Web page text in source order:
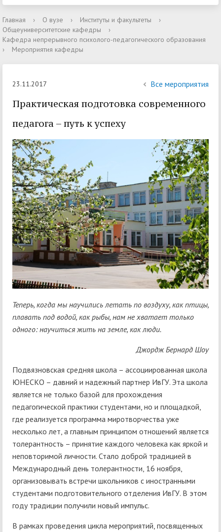
Главная › О вузе › Институты и факультеты
›
Общеуниверситетские кафедры
›
Кафедра непрерывного психолого-педагогического образования
›
Мероприятия кафедры
23.11.2017 Все мероприятия
Практическая подготовка современного
педагога – путь к успеху
Теперь, когда мы научились летать по воздуху, как птицы,
плавать под водой, как рыбы, нам не хватает только
одного: научиться жить на земле, как люди.
Джордж Бернард Шоу
Подвязновская средняя школа – ассоциированная школа
ЮНЕСКО – давний и надежный партнер ИвГУ. Эта школа
является не только базой для прохождения
педагогической практики студентами, но и площадкой,
где реализуется программа миротворчества уже
несколько лет, а главным принципом отношений является
толерантность – принятие каждого человека как яркой и
неповторимой личности. Стало доброй традицией в
Международный день толерантности, 16 ноября,
организовывать встречи школьников с иностранными
студентами подготовительного отделения ИвГУ. В этом
году традиции получили новый импульс.
В рамках проведения цикла мероприятий, посвященных